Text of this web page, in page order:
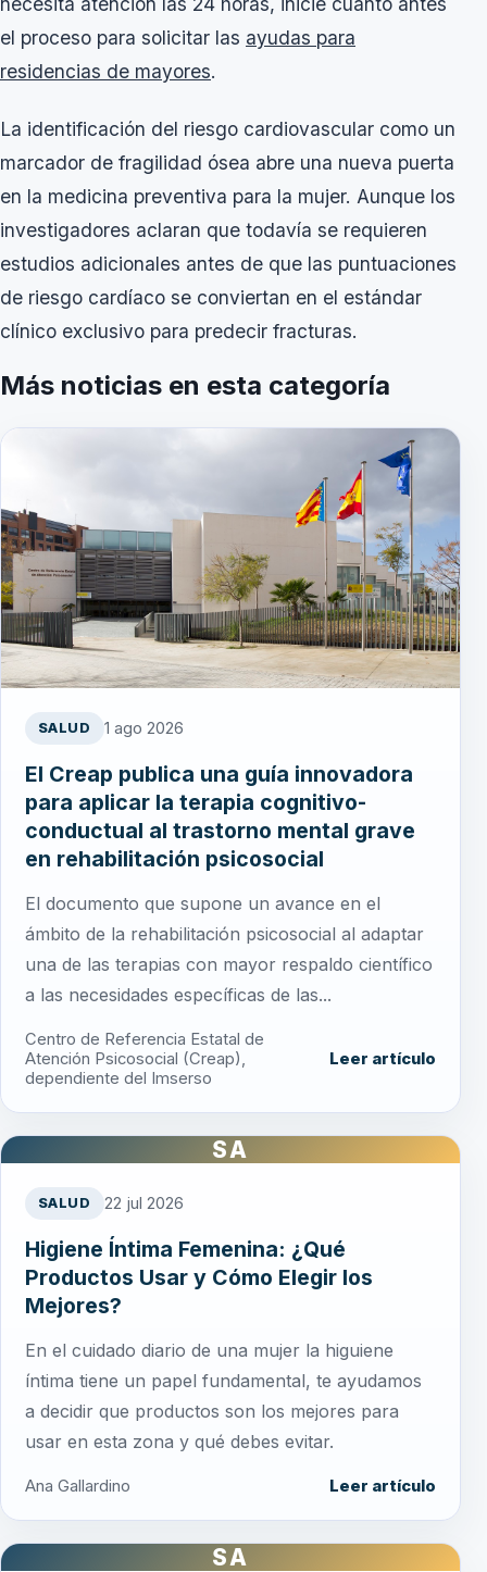
el proceso para solicitar las ayudas para
residencias de mayores.
La identificación del riesgo cardiovascular como un
marcador de fragilidad ósea abre una nueva puerta
en la medicina preventiva para la mujer. Aunque los
investigadores aclaran que todavía se requieren
estudios adicionales antes de que las puntuaciones
de riesgo cardíaco se conviertan en el estándar
clínico exclusivo para predecir fracturas.
Más noticias en esta categoría
SALUD 1 ago 2026
El Creap publica una guía innovadora
para aplicar la terapia cognitivo-
conductual al trastorno mental grave
en rehabilitación psicosocial
El documento que supone un avance en el
ámbito de la rehabilitación psicosocial al adaptar
una de las terapias con mayor respaldo científico
a las necesidades específicas de las...
Centro de Referencia Estatal de
Atención Psicosocial (Creap),
dependiente del Imserso
Leer artículo
SA
SALUD 22 jul 2026
Higiene Íntima Femenina: ¿Qué
Productos Usar y Cómo Elegir los
Mejores?
En el cuidado diario de una mujer la higuiene
íntima tiene un papel fundamental, te ayudamos
a decidir que productos son los mejores para
usar en esta zona y qué debes evitar.
Ana Gallardino Leer artículo
SA